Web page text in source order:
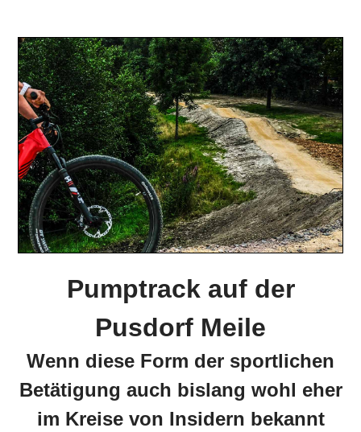
Pumptrack auf der
Pusdorf Meile
Wenn diese Form der sportlichen
Betätigung auch bislang wohl eher
im Kreise von Insidern bekannt